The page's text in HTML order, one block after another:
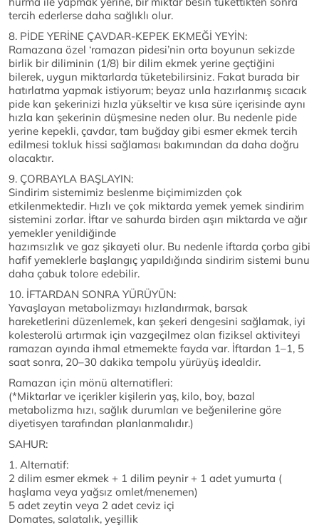
tercih ederlerse daha sağlıklı olur.
8. PİDE YERİNE ÇAVDAR-KEPEK EKMEĞİ YEYİN:
Ramazana özel ‘ramazan pidesi’nin orta boyunun sekizde
birlik bir diliminin (1/8) bir dilim ekmek yerine geçtiğini
bilerek, uygun miktarlarda tüketebilirsiniz. Fakat burada bir
hatırlatma yapmak istiyorum; beyaz unla hazırlanmış sıcacık
pide kan şekerinizi hızla yükseltir ve kısa süre içerisinde aynı
hızla kan şekerinin düşmesine neden olur. Bu nedenle pide
yerine kepekli, çavdar, tam buğday gibi esmer ekmek tercih
edilmesi tokluk hissi sağlaması bakımından da daha doğru
olacaktır.
9. ÇORBAYLA BAŞLAYIN:
Sindirim sistemimiz beslenme biçimimizden çok
etkilenmektedir. Hızlı ve çok miktarda yemek yemek sindirim
sistemini zorlar. İftar ve sahurda birden aşırı miktarda ve ağır
yemekler yenildiğinde
hazımsızlık ve gaz şikayeti olur. Bu nedenle iftarda çorba gibi
hafif yemeklerle başlangıç yapıldığında sindirim sistemi bunu
daha çabuk tolore edebilir.
10. İFTARDAN SONRA YÜRÜYÜN:
Yavaşlayan metabolizmayı hızlandırmak, barsak
hareketlerini düzenlemek, kan şekeri dengesini sağlamak, iyi
kolesterolü artırmak için vazgeçilmez olan fiziksel aktiviteyi
ramazan ayında ihmal etmemekte fayda var. İftardan 1–1, 5
saat sonra, 20–30 dakika tempolu yürüyüş idealdir.
Ramazan için mönü alternatifleri:
(*Miktarlar ve içerikler kişilerin yaş, kilo, boy, bazal
metabolizma hızı, sağlık durumları ve beğenilerine göre
diyetisyen tarafından planlanmalıdır.)
SAHUR:
1. Alternatif:
2 dilim esmer ekmek + 1 dilim peynir + 1 adet yumurta (
haşlama veya yağsız omlet/menemen)
5 adet zeytin veya 2 adet ceviz içi
Domates, salatalık, yeşillik